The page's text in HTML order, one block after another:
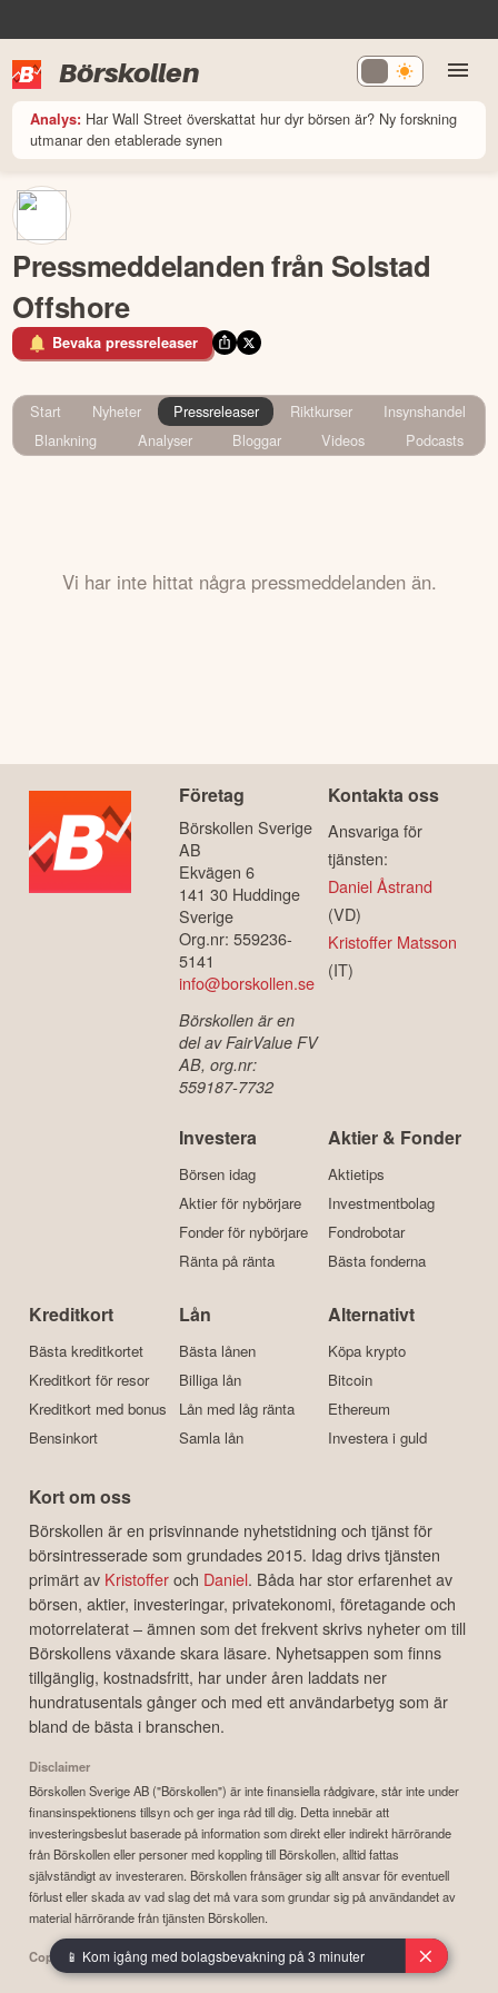
Börskollen
Analys: Har Wall Street överskattat hur dyr börsen är? Ny forskning
utmanar den etablerade synen
Pressmeddelanden från Solstad
Offshore
Bevaka pressreleaser
Start Nyheter Pressreleaser Riktkurser
Insynshandel
Blankning
Analyser Bloggar Videos Podcasts
Vi har inte hittat några pressmeddelanden än.
Företag
Börskollen Sverige
AB
Ekvägen 6
141 30 Huddinge
Sverige
Org.nr: 559236-
5141
info@borskollen.se
Börskollen är en
del av FairValue FV
AB, org.nr:
559187-7732
Kontakta oss
Ansvariga för
tjänsten:
Daniel Åstrand
(VD)
Kristoffer Matsson
(IT)
Investera
Börsen idag
Aktier för nybörjare
Fonder för nybörjare
Ränta på ränta
Aktier & Fonder
Aktietips
Investmentbolag
Fondrobotar
Bästa fonderna
Kreditkort
Bästa kreditkortet
Kreditkort för resor
Kreditkort med bonus
Bensinkort
Lån
Bästa lånen
Billiga lån
Lån med låg ränta
Samla lån
Alternativt
Köpa krypto
Bitcoin
Ethereum
Investera i guld
Kort om oss
Börskollen är en prisvinnande nyhetstidning och tjänst för
börsintresserade som grundades 2015. Idag drivs tjänsten
primärt av Kristofferoch Daniel. Båda har stor erfarenhet av
börsen, aktier, investeringar, privatekonomi, företagande och
motorrelaterat – ämnen som det frekvent skrivs nyheter om till
Börskollens växande skara läsare. Nyhetsappen som finns
tillgänglig, kostnadsfritt, har under åren laddats ner
hundratusentals gånger och med ett användarbetyg som är
bland de bästa i branschen.
Disclaimer
Börskollen Sverige AB ("Börskollen") är inte finansiella rådgivare, står inte under
finansinspektionens tillsyn och ger inga råd till dig. Detta innebär att
investeringsbeslut baserade på information som direkt eller indirekt härrörande
från Börskollen eller personer med koppling till Börskollen, alltid fattas
självständigt av investeraren. Börskollen frånsäger sig allt ansvar för eventuell
förlust eller skada av vad slag det må vara som grundar sig på användandet av
material härrörande från tjänsten Börskollen.
Copyright ©2026Börskollen Sverige AB. All rights reserved.
📱 Kom igång med bolagsbevakning på 3 minuter